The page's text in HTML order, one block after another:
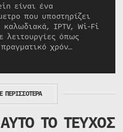
είναι ένα
που υποστηρίζει
καλωδιακά, IPTV, Wi-Fi
λειτουργίες όπως
χρόν…
ΠΕΡΙΣΣΟΤΕΡΑ
ΤΟ ΤΕΥΧΟΣ